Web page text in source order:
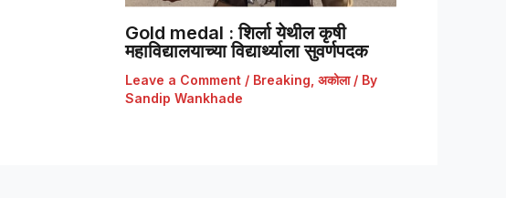
Gold medal : शिर्ला येथील कृषी
महाविद्यालयाच्या विद्यार्थ्याला सुवर्णपदक
Leave a Comment / Breaking अकोला/ By
Sandip Wankhade